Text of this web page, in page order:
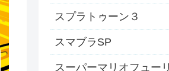
スプラトゥーン３
スマブラSP
スーパーマリオフュー